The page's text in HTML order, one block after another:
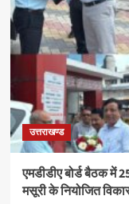
उत्तराखण्ड
एमडीडीए बोर्ड बैठक में
मसूरी के नियोजित